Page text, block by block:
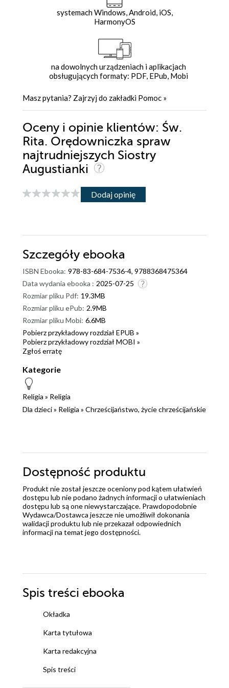
systemach Windows, Android, iOS,
HarmonyOS
na dowolnych urządzeniach i aplikacjach
obsługujących formaty: PDF, EPub, Mobi
Masz pytania? Zajrzyj do zakładki Pomoc »
Oceny i opinie klientów: Św.
Rita. Orędowniczka spraw
najtrudniejszych Siostry
Augustianki
Dodaj opinię
Szczegóły ebooka
ISBN Ebooka: 978-83-684-7536-4, 9788368475364
Data wydania ebooka : 2025-07-25
Rozmiar pliku Pdf: 19.3MB
Rozmiar pliku ePub: 2.9MB
Rozmiar pliku Mobi: 6.6MB
Pobierz przykładowy rozdział EPUB »
Pobierz przykładowy rozdział MOBI »
Zgłoś erratę
Kategorie
Religia » Religia
Dla dzieci» Religia » Chrześcijaństwo, życie chrześcijańskie
Dostępność produktu
Produkt nie został jeszcze oceniony pod kątem ułatwień
dostępu lub nie podano żadnych informacji o ułatwieniach
dostępu lub są one niewystarczające. Prawdopodobnie
Wydawca/Dostawca jeszcze nie umożliwił dokonania
walidacji produktu lub nie przekazał odpowiednich
informacji na temat jego dostępności.
Spis treści ebooka
Okładka
Karta tytułowa
Karta redakcyjna
Spis treści